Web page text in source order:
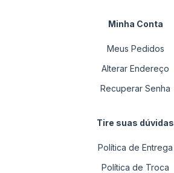
Minha Conta
Meus Pedidos
Alterar Endereço
Recuperar Senha
Tire suas dúvidas
Política de Entrega
Política de Troca